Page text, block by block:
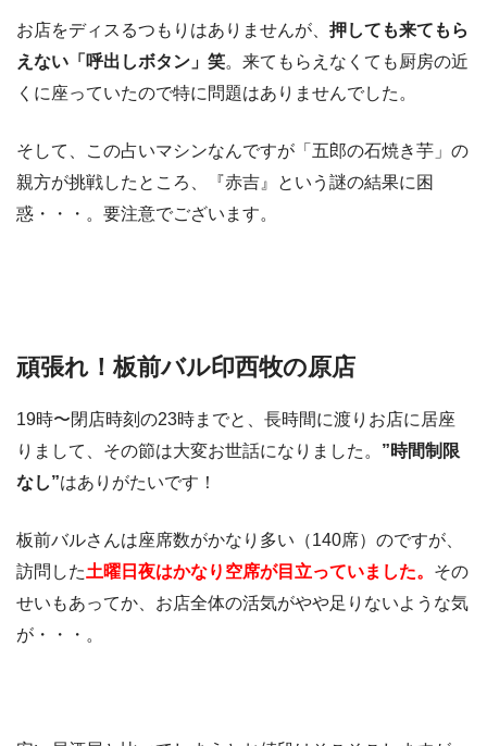
お店をディスるつもりはありませんが、 押しても来てもら
えない「呼出しボタン」笑。来てもらえなくても厨房の近
くに座っていたので特に問題はありませんでした。
そして、この占いマシンなんですが「五郎の石焼き芋」の
親方が挑戦したところ、『赤吉』という謎の結果に困
惑・・・。要注意でございます。
頑張れ！板前バル印西牧の原店
19時〜閉店時刻の23時までと、長時間に渡りお店に居座
りまして、その節は大変お世話になりました。 ”時間制限
なし”はありがたいです！
板前バルさんは座席数がかなり多い（140席）のですが、
訪問した土曜日夜はかなり空席が目立っていました。 その
せいもあってか、お店全体の活気がやや足りないような気
が・・・。